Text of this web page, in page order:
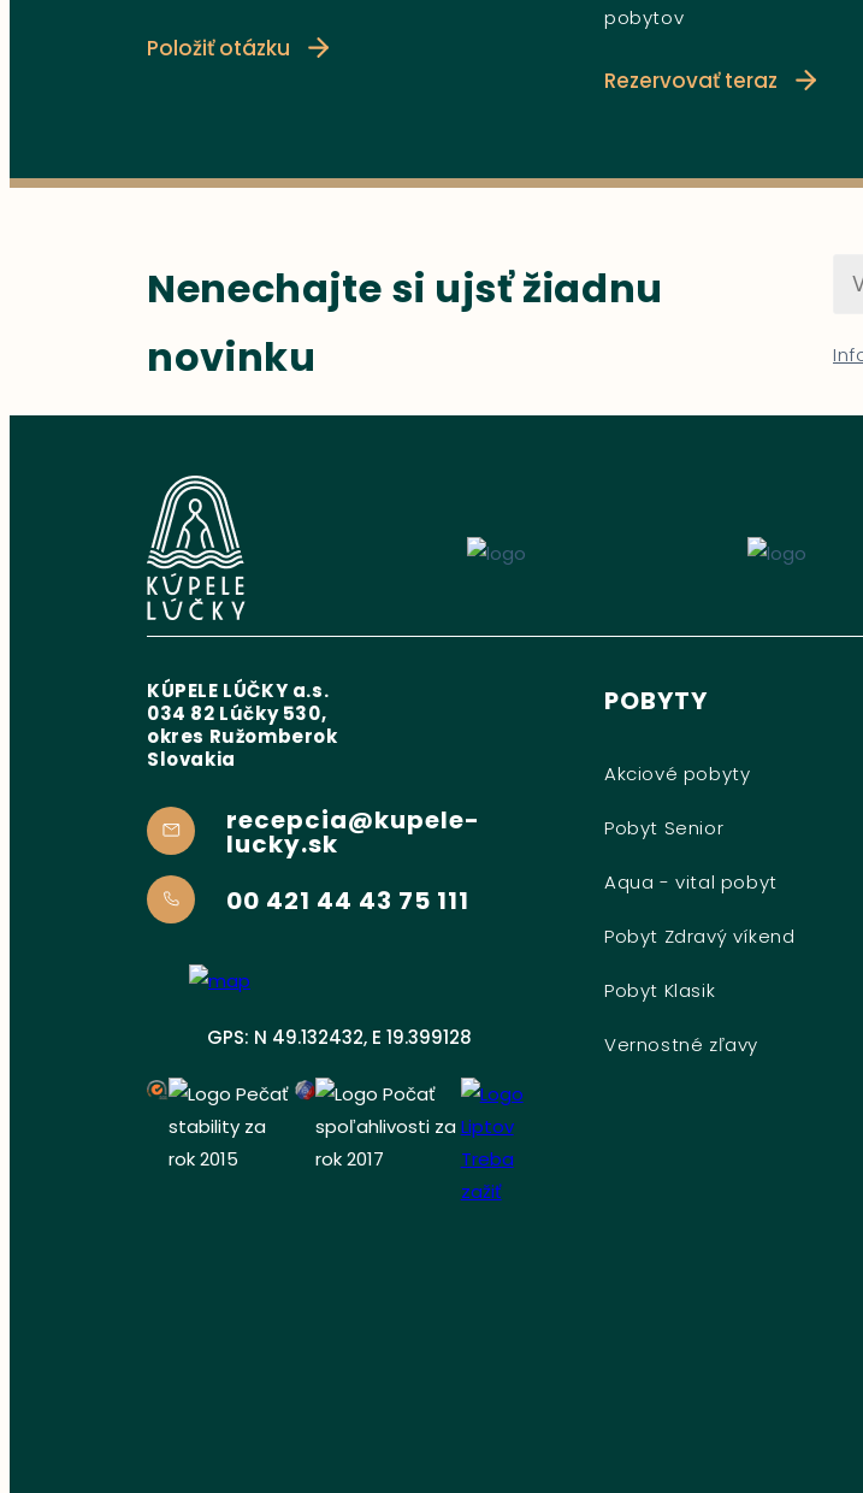
Položiť otázku
pobytov
Rezervovať teraz
Nenechajte si ujsť žiadnu
novinku
KÚPELE LÚČKY a.s.
034 82 Lúčky 530,
okres Ružomberok
Slovakia
recepcia@kupele-
lucky.sk
00 421 44 43 75 111
GPS: N 49.132432, E 19.399128
POBYTY
Akciové pobyty
Pobyt Senior
Aqua - vital pobyt
Pobyt Zdravý víkend
Pobyt Klasik
Vernostné zľavy